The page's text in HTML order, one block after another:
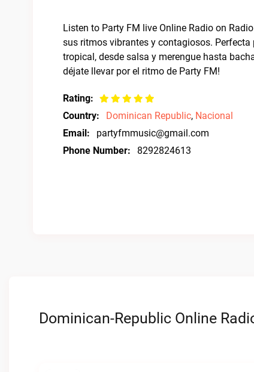
Listen to Party FM live Online Radio on
sus ritmos vibrantes y contagiosos.
tropical, desde salsa y merengue hasta
déjate llevar por el ritmo de Party FM!
Rating:
Country:
Dominican Republic, Nacional
Email:
partyfmmusic@gmail.com
Phone Number:
8292824613
Dominican-Republic Online